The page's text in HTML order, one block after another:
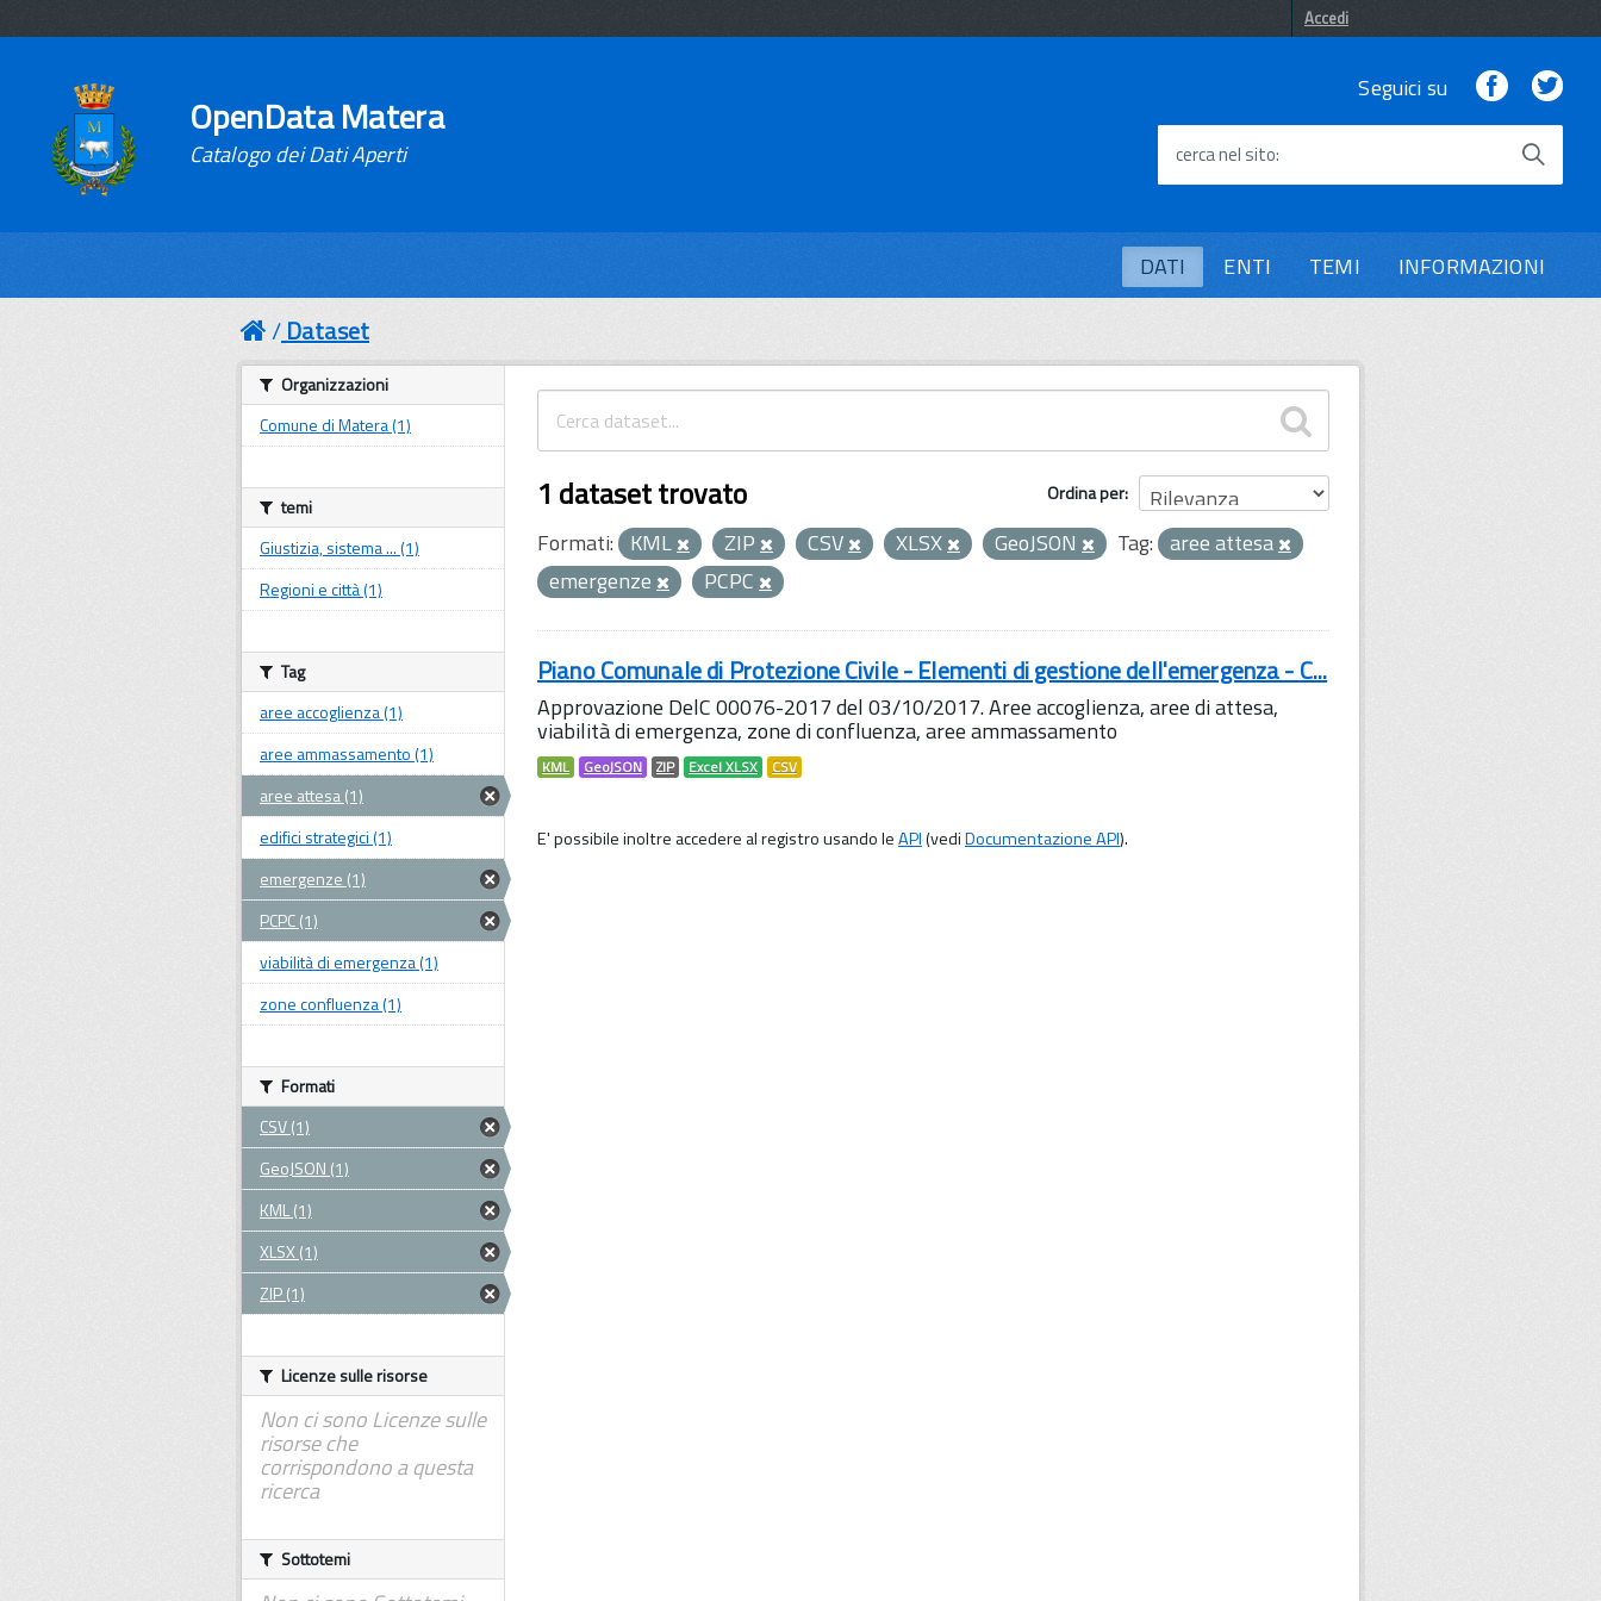
Accedi
OpenData Matera
Catalogo dei Dati Aperti
Seguici su Facebook
cerca nel sito
DATI ENTI TEMI INFORMAZIONI
Dataset
Ordina per
1 dataset trovato
Formati: KML ZIP CSV XLSX GeoJSON Tag: aree attesa
emergenze
PCPC
Piano Comunale di Protezione Civile - Elementi di gestione dell'emergenza - C...
Approvazione DelC 00076-2017 del 03/10/2017. Aree accoglienza, aree di attesa,
viabilità di emergenza, zone di confluenza, aree ammassamento
KML GeoJSON ZIP Excel XLSX CSV
E' possibile inoltre accedere al registro usando leAPI(vediDocumentazione API).
Organizzazioni
Comune di Matera (1)
temi
Giustizia, sistema ... (1)
Regioni e città (1)
Tag
aree accoglienza (1)
aree ammassamento (1)
aree attesa (1)
edifici strategici (1)
emergenze (1)
PCPC (1)
viabilità di emergenza (1)
zone confluenza (1)
Formati
CSV (1)
GeoJSON (1)
KML (1)
XLSX (1)
ZIP (1)
Licenze sulle risorse
Non ci sono Licenze sulle
risorse che
corrispondono a questa
ricerca
Sottotemi